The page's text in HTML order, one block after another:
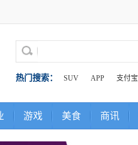
热门搜索： SUV APP 支付宝
游戏 美食 商讯